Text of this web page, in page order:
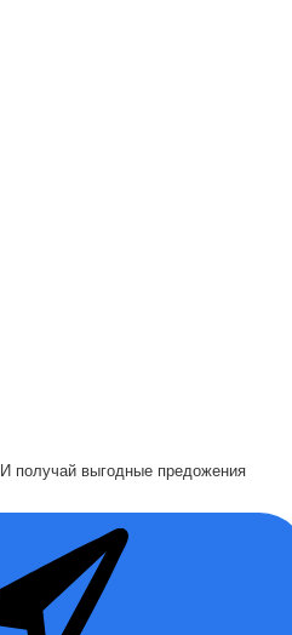
И получай выгодные предожения